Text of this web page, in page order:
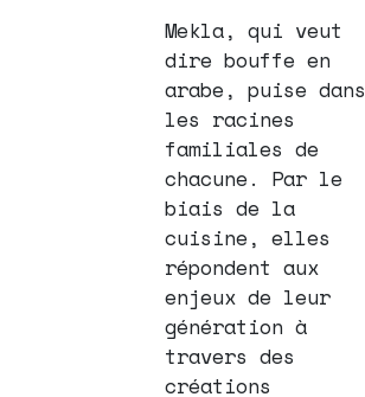
Mekla, qui veut
dire bouffe en
arabe, puise dans
les racines
familiales de
chacune. Par le
biais de la
cuisine, elles
répondent aux
enjeux de leur
génération à
travers des
créations